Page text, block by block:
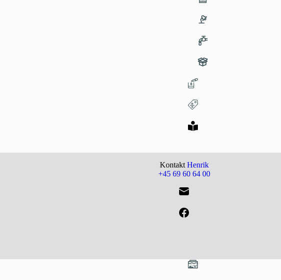
Kontakt Henrik
+45 69 60 64 00